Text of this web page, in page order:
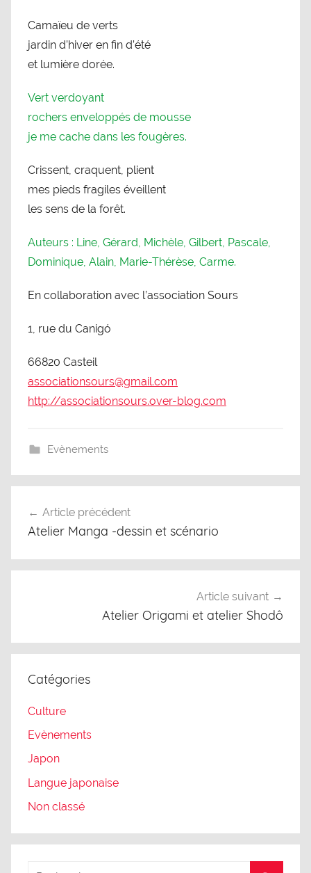
Camaïeu de verts
jardin d’hiver en fin d’été
et lumière dorée.
Vert verdoyant
rochers enveloppés de mousse
je me cache dans les fougères.
Crissent, craquent, plient
mes pieds fragiles éveillent
les sens de la forêt.
Auteurs : Line, Gérard, Michèle, Gilbert, Pascale,
Dominique, Alain, Marie-Thérèse, Carme.
En collaboration avec l’association Sours
1, rue du Canigó
66820 Casteil
associationsours@gmail.com
http://associationsours.over-blog.com
Evènements
de
Article précédent
Atelier Manga -dessin et scénario
Article suivant
Atelier Origami et atelier Shodô
Catégories
Culture
Evènements
Japon
Langue japonaise
Non classé